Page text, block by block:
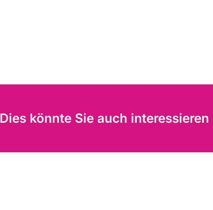
Dies könnte Sie auch interessieren